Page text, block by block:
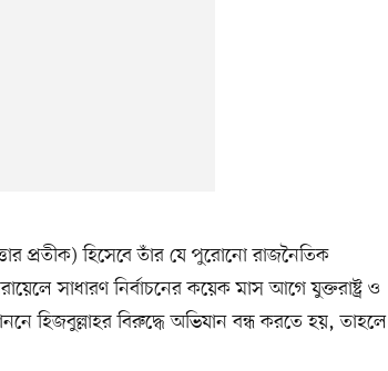
প্রতীক) হিসেবে তাঁর যে পুরোনো রাজনৈতিক
সাধারণ নির্বাচনের কয়েক মাস আগে যুক্তরাষ্ট্র ও
হিজবুল্লাহর বিরুদ্ধে অভিযান বন্ধ করতে হয়, তাহলে